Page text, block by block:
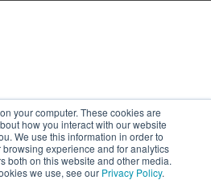
your computer. These cookies are
how you interact with our website
We use this information in order to
experience and for analytics
both on this website and other media.
we use, see our Privacy Policy.